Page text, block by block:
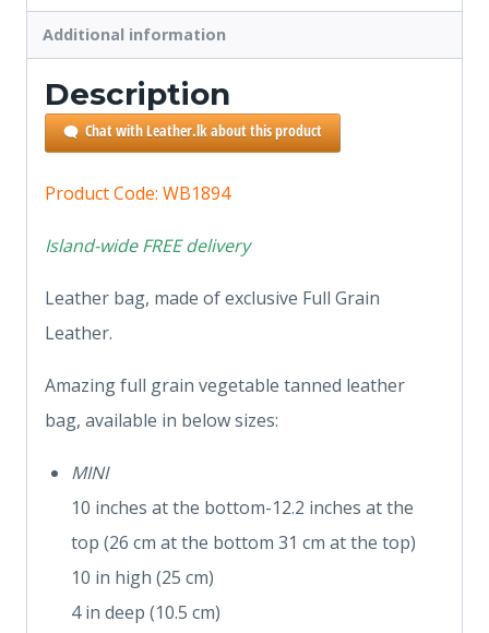
Additional information
Description
Chat with Leather.lk about this product
Product Code: WB1894
Island-wide FREE delivery
Leather bag, made of exclusive Full Grain
Leather.
Amazing full grain vegetable tanned leather
bag, available in below sizes:
MINI
10 inches at the bottom-12.2 inches at the
top (26 cm at the bottom 31 cm at the top)
10 in high (25 cm)
4 in deep (10.5 cm)